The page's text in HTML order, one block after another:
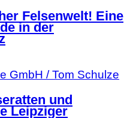
Felsenwelt! Eine
in der
und
Leipziger